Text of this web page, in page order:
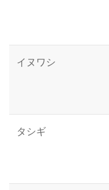
イヌワシ
タシギ